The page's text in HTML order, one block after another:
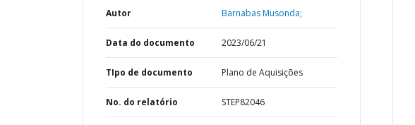
Autor Barnabas Musonda;
Data do documento 2023/06/21
TIpo de documento Plano de Aquisições
No. do relatório STEP82046